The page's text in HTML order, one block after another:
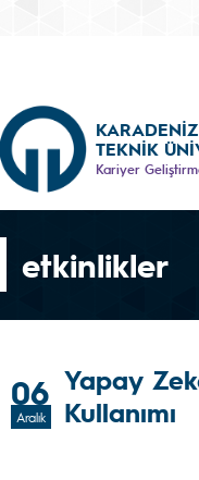
KARADENİZ
TEKNİK
Kariyer
etkinlikler
06
Aralık
Yapay
Kullanımı